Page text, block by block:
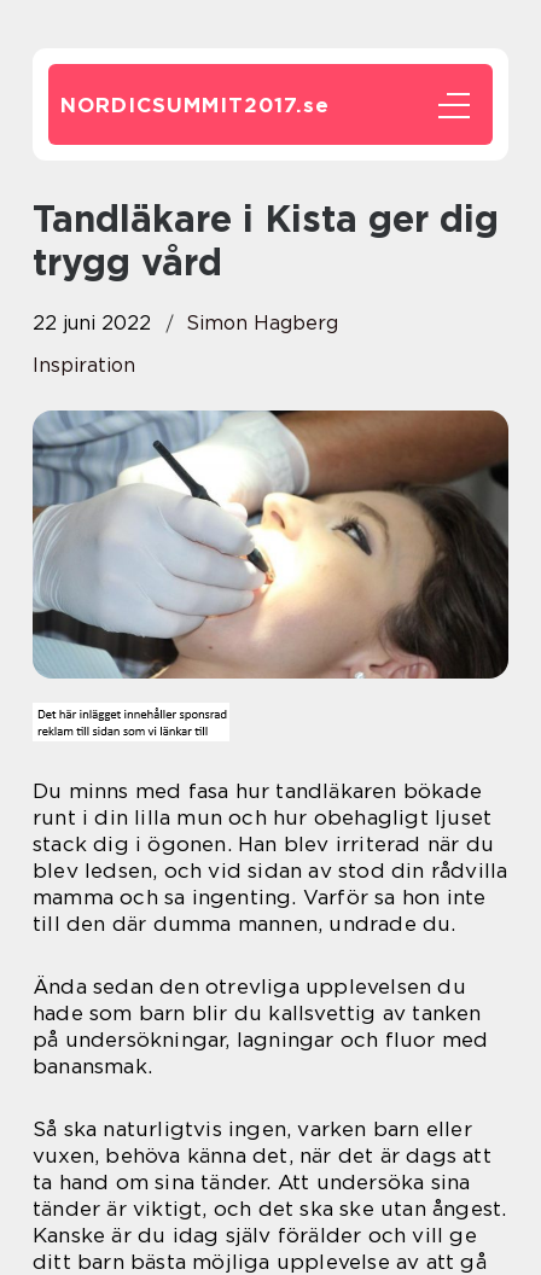
NORDICSUMMIT2017.se
Tandläkare i Kista ger dig
trygg vård
22 juni 2022
Simon Hagberg
Inspiration
Du minns med fasa hur tandläkaren bökade
runt i din lilla mun och hur obehagligt ljuset
stack dig i ögonen. Han blev irriterad när du
blev ledsen, och vid sidan av stod din rådvilla
mamma och sa ingenting. Varför sa hon inte
till den där dumma mannen, undrade du.
Ända sedan den otrevliga upplevelsen du
hade som barn blir du kallsvettig av tanken
på undersökningar, lagningar och fluor med
banansmak.
Så ska naturligtvis ingen, varken barn eller
vuxen, behöva känna det, när det är dags att
ta hand om sina tänder. Att undersöka sina
tänder är viktigt, och det ska ske utan ångest.
Kanske är du idag själv förälder och vill ge
ditt barn bästa möjliga upplevelse av att gå